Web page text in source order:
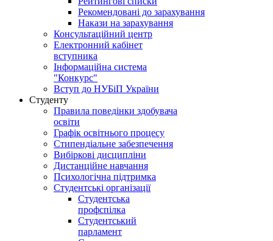
Рекомендовані до зарахування
Накази на зарахування
Консультаційний центр
Електронний кабінет
вступника
Інформаційна система
"Конкурс"
Вступ до НУБіП України
Студенту
Правила поведінки здобувача
освіти
Графік освітнього процесу
Стипендіальне забезпечення
Вибіркові дисципліни
Дистанційне навчання
Психологічна підтримка
Студентські організації
Студентська
профспілка
Студентський
парламент